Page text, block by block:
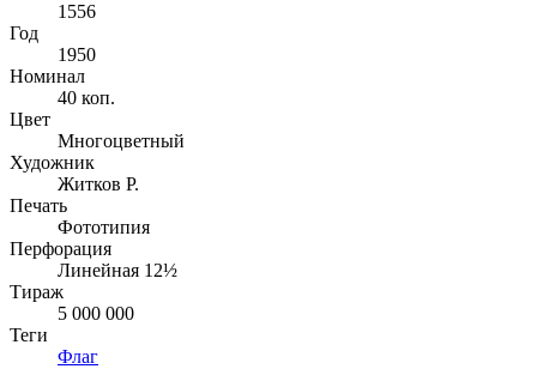
1556
Год
1950
Номинал
40 коп.
Цвет
Многоцветный
Художник
Житков Р.
Печать
Фототипия
Перфорация
Линейная 12½
Тираж
5 000 000
Теги
Флаг